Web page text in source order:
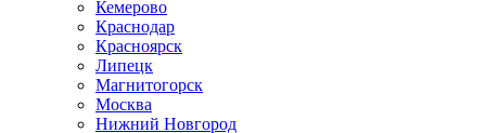
Кемерово
Краснодар
Красноярск
Липецк
Магнитогорск
Москва
Нижний Новгород